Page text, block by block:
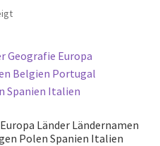
Nach
Länder Ländernamen
Polen Spanien Italien